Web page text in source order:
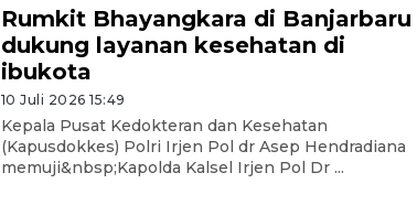
Rumkit Bhayangkara di Banjarbaru
dukung layanan kesehatan di
ibukota
10 Juli 2026 15:49
Kepala Pusat Kedokteran dan Kesehatan
(Kapusdokkes) Polri Irjen Pol dr Asep Hendradiana
memuji&nbsp;Kapolda Kalsel Irjen Pol Dr ...